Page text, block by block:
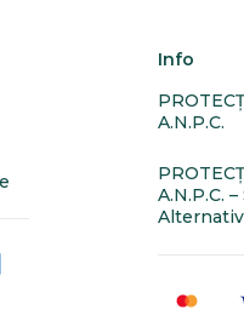
Info
A.N.P.C.
A.N.P.C.